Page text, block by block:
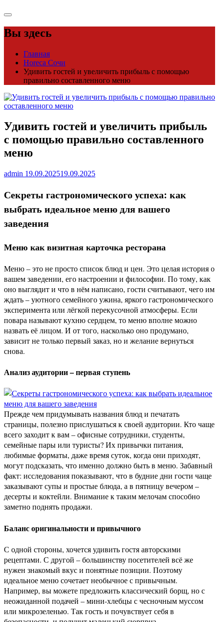
Вы здесь
Главная
Horeca Сочи
Удивить гостей и увеличить прибыль с помощью
правильно составленного меню
Удивить гостей и увеличить прибыль
с помощью правильно составленного
меню
admin 19.09.202519.09.2025
Секреты гастрономического успеха: как
выбрать идеальное меню для вашего
заведения
Меню как визитная карточка ресторана
Меню – это не просто список блюд и цен. Это целая история о
вашем заведении, его настроении и философии. По тому, как
оно выглядит и что в нём написано, гости считывают, чего им
ждать – уютного семейного ужина, яркого гастрономического
эксперимента или лёгкой перекусочной атмосферы. Если
повара называют кухню сердцем, то меню вполне можно
назвать её лицом. И от того, насколько оно продумано,
зависит не только первый заказ, но и желание вернуться
снова.
Анализ аудитории – первая ступень
Прежде чем придумывать названия блюд и печатать
страницы, полезно прислушаться к своей аудитории. Кто чаще
всего заходит к вам – офисные сотрудники, студенты,
семейные пары или туристы? Их привычки питания,
любимые форматы, даже время суток, когда они приходят,
могут подсказать, что именно должно быть в меню. Забавный
факт: исследования показывают, что в будние дни гости чаще
заказывают супы и простые блюда, а в пятницу вечером –
десерты и коктейли. Внимание к таким мелочам способно
заметно поднять продажи.
Баланс оригинальности и привычного
С одной стороны, хочется удивить гостя авторскими
рецептами. С другой – большинству посетителей всё же
нужен знакомый вкус и понятные позиции. Поэтому
идеальное меню сочетает необычное с привычным.
Например, вы можете предложить классический борщ, но с
неожиданной подачей – мини-хлебцы с чесночным муссом
или микрозеленью. Так гость и почувствует себя в